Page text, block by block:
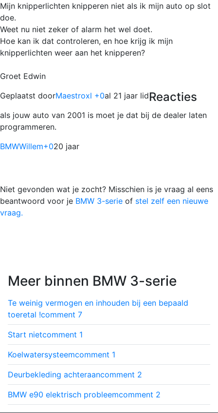
Mijn knipperlichten knipperen niet als ik mijn auto op slot
doe.
Weet nu niet zeker of alarm het wel doet.
Hoe kan ik dat controleren, en hoe krijg ik mijn
knipperlichten weer aan het knipperen?
Groet Edwin
Geplaatst doorMaestroxl +0al 21 jaar lidReacties
als jouw auto van 2001 is moet je dat bij de dealer laten
programmeren.
BMWWillem+020 jaar
Niet gevonden wat je zocht? Misschien is je vraag al eens
beantwoord voor je BMW 3-serie of stel zelf een nieuwe
vraag.
Meer binnen BMW 3-serie
Te weinig vermogen en inhouden bij een bepaald
toeretal !comment 7
Start nietcomment 1
Koelwatersysteemcomment 1
Deurbekleding achteraancomment 2
BMW e90 elektrisch probleemcomment 2